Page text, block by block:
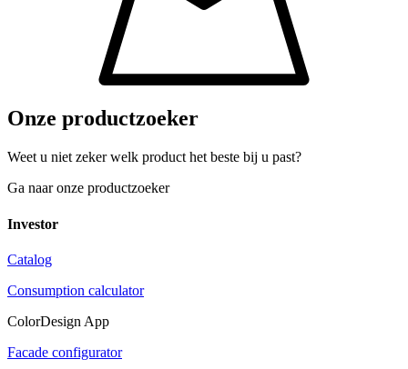
Onze productzoeker
Weet u niet zeker welk product het beste bij u past?
Ga naar onze productzoeker
Investor
Catalog
Consumption calculator
ColorDesign App
Facade configurator